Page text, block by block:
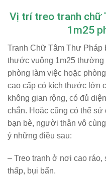
Vị trí treo tranh chữ
1m25
Tranh Chữ Tâm Thư Pháp
thước vuông 1m25
phòng làm việc hoặc
cao cấp có kích thước lớn
không gian rộng, có đủ
chắn. Hoặc cũng có thể sử
bạn bè, người thân vô
ý những điều sau:
– Treo tranh ở nơi cao
thấp, bụi bẩn.